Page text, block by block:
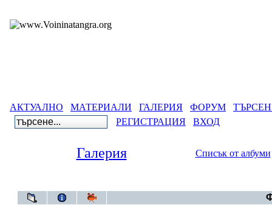
АКТУАЛНО МАТЕРИАЛИ ГАЛЕРИЯ ФОРУМ
РЕГИСТРАЦИЯ
ВХОД
Галерия Списък от албуми